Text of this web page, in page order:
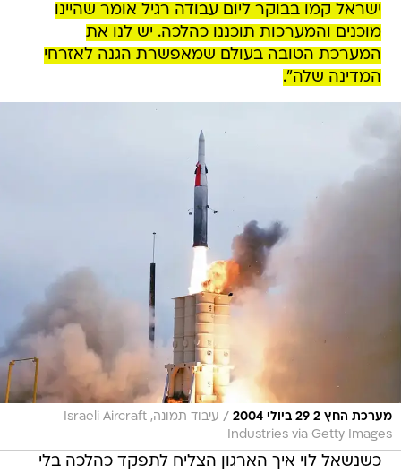
ישראל קמו בבוקר ליום עבודה רגיל אומר שהיינו
מוכנים והמערכות תוכננו כהלכה. יש לנו את
המערכת הטובה בעולם שמאפשרת הגנה לאזרחי
המדינה שלה".
מערכת החץ 2 29 ביולי 2004 /
עיבוד תמונה, Israeli Aircraft
Industries via Getty Images
כשנשאל לוי איך הארגון הצליח לתפקד כהלכה בלי